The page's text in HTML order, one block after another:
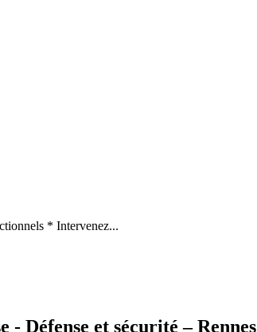
* Intervenez...
Défense et sécurité – Rennes